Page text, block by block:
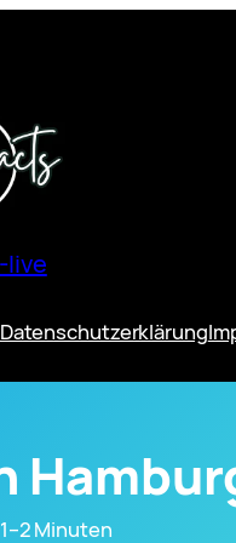
live
Datenschutzerklärung
1–2 Minuten